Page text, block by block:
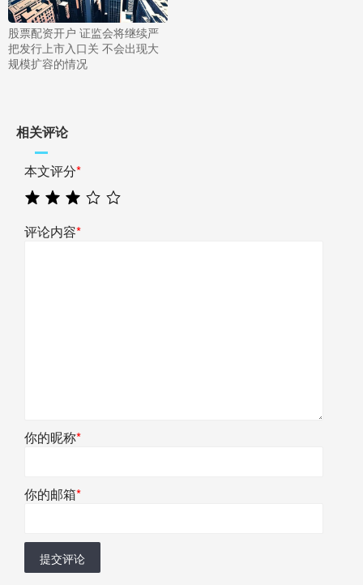
股票配资开户 证监会将继续严
把发行上市入口关 不会出现大
规模扩容的情况
相关评论
本文评分*
评论内容*
你的昵称*
你的邮箱*
提交评论